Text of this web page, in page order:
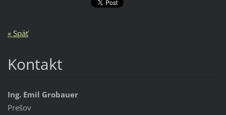
« Späť
Kontakt
Ing. Emil Grobauer
Prešov